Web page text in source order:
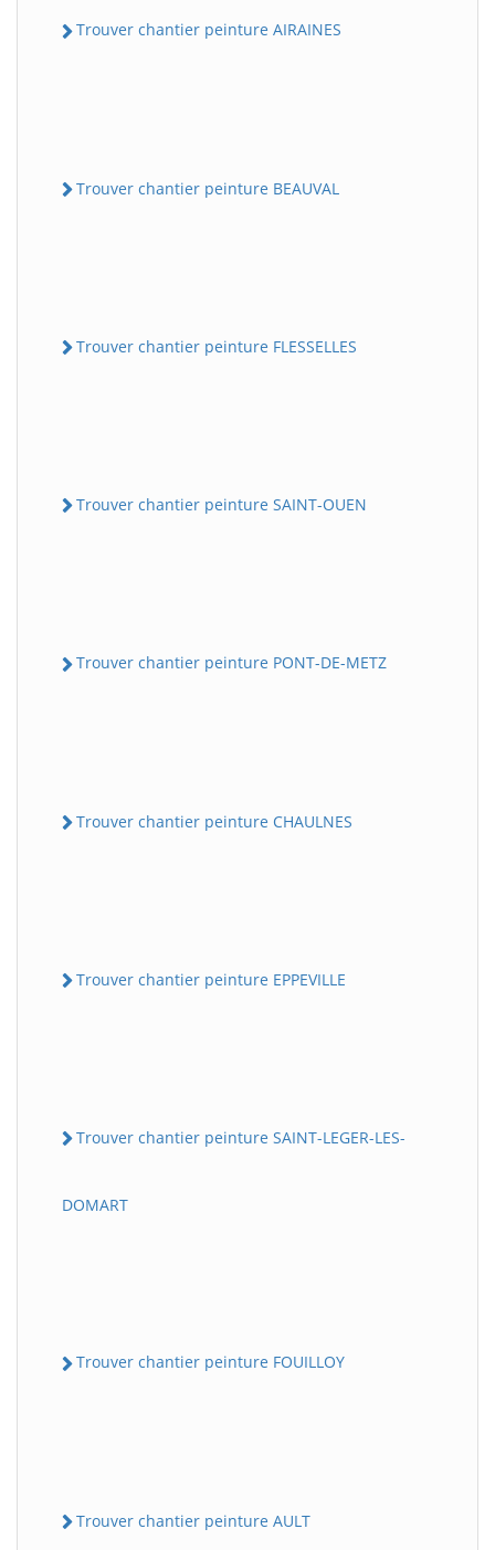
Trouver chantier peinture AIRAINES
Trouver chantier peinture BEAUVAL
Trouver chantier peinture FLESSELLES
Trouver chantier peinture SAINT-OUEN
Trouver chantier peinture PONT-DE-METZ
Trouver chantier peinture CHAULNES
Trouver chantier peinture EPPEVILLE
Trouver chantier peinture SAINT-LEGER-LES-
DOMART
Trouver chantier peinture FOUILLOY
Trouver chantier peinture AULT